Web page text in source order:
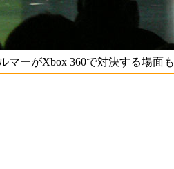
マーがXbox 360で対決する場面も